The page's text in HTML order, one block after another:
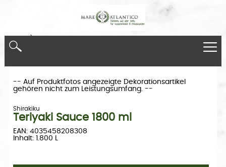
-- Auf Produktfotos angezeigte Dekorationsartikel
gehören nicht zum Leistungsumfang. --
Shirakiku
Teriyaki Sauce 1800 ml
EAN: 4035458208308
Inhalt: 1.800 L